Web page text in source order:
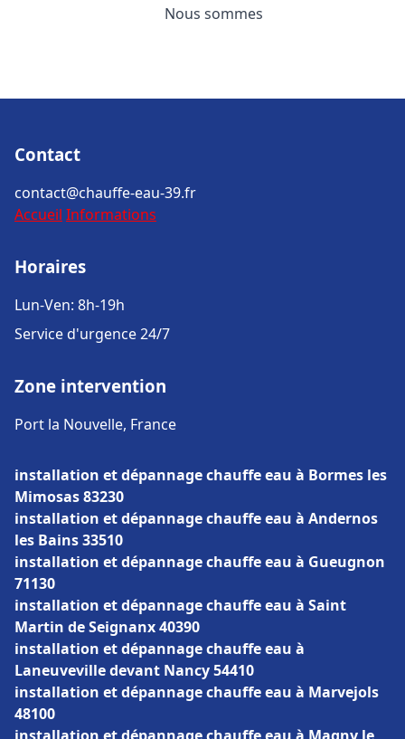
Nous sommes
Contact
contact@chauffe-eau-39.fr
Accueil Informations
Horaires
Lun-Ven: 8h-19h
Service d'urgence 24/7
Zone intervention
Port la Nouvelle, France
installation et dépannage chauffe eau à Bormes les
Mimosas 83230
installation et dépannage chauffe eau à Andernos
les Bains 33510
installation et dépannage chauffe eau à Gueugnon
71130
installation et dépannage chauffe eau à Saint
Martin de Seignanx 40390
installation et dépannage chauffe eau à
Laneuveville devant Nancy 54410
installation et dépannage chauffe eau à Marvejols
48100